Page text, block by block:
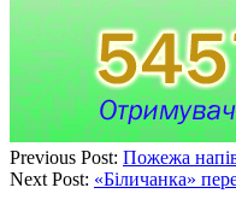
Previous Post: Пожежа
Next Post: «Біличанка»